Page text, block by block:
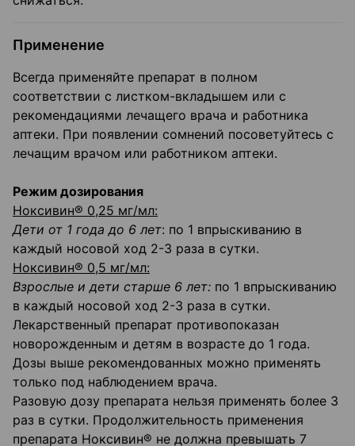
Применение
Всегда применяйте препарат в полном
соответствии с листком-вкладышем или с
рекомендациями лечащего врача и работника
аптеки. При появлении сомнений посоветуйтесь с
лечащим врачом или работником аптеки.
Режим дозирования
Ноксивин® 0,25 мг/мл:
Дети от 1 года до 6 лет: по 1 впрыскиванию в
каждый носовой ход 2-3 раза в сутки.
Ноксивин® 0,5 мг/мл:
Взрослые и дети старше 6 лет: по 1 впрыскиванию
в каждый носовой ход 2-3 раза в сутки.
Лекарственный препарат противопоказан
новорожденным и детям в возрасте до 1 года.
Дозы выше рекомендованных можно применять
только под наблюдением врача.
Разовую дозу препарата нельзя применять более 3
раз в сутки. Продолжительность применения
препарата Ноксивин® не должна превышать 7